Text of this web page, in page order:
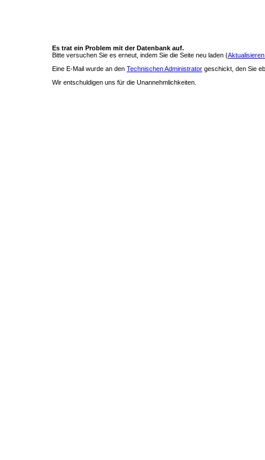
Es trat ein Problem mit der Datenbank auf.
Bitte versuchen Sie es erneut, indem Sie die Seite neu laden (
Eine E-Mail wurde an den Technischen Administrator geschickt, den Sie
Wir entschuldigen uns für die Unannehmlichkeiten.